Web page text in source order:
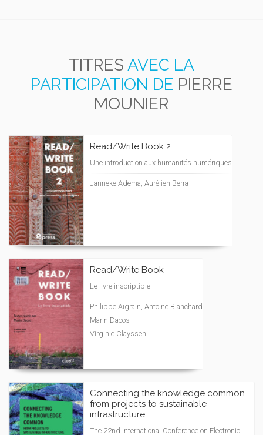
TITRES AVEC LA
PARTICIPATION DE PIERRE
MOUNIER
Read/Write Book 2
Une introduction aux humanités numériques
Janneke Adema, Aurélien Berra
Read/Write Book
Le livre inscriptible
Philippe Aigrain, Antoine Blanchard
Marin Dacos
Virginie Clayssen
Connecting the knowledge common
from projects to sustainable
infrastructure
The 22nd International Conference on Electronic